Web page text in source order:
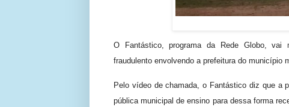
O Fantástico, programa da Rede Globo,
fraudulento envolvendo a prefeitura do município
Pelo vídeo de chamada, o Fantástico diz que a
pública municipal de ensino para dessa forma